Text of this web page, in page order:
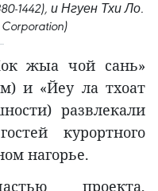
1442), и Нгуен Тхи Ло.
жыа чой сань»
и «Йеу ла тхоат
развлекали
курортного
нагорье.
проекта,